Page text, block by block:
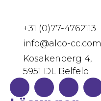
+31 (0)77-4762113
info@alco-cc.com
Kosakenberg 4,
5951 DL Belfeld